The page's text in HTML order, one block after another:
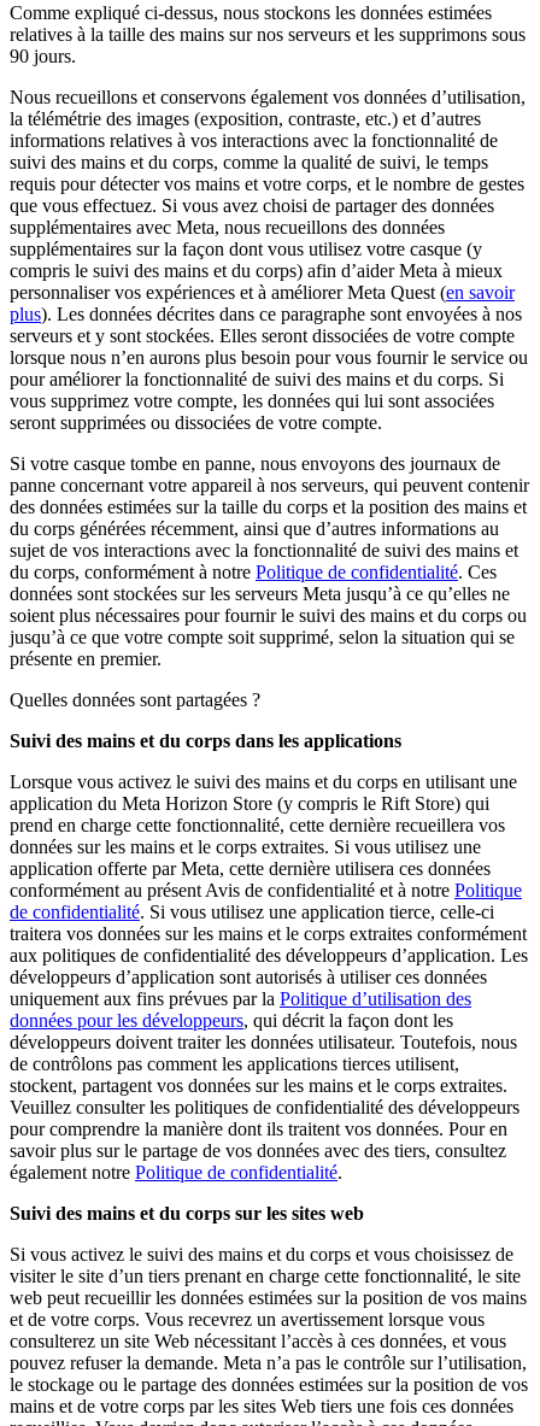
Comme expliqué ci-dessus, nous stockons les données estimées
relatives à la taille des mains sur nos serveurs et les supprimons sous
90 jours.
Nous recueillons et conservons également vos données d’utilisation,
la télémétrie des images (exposition, contraste, etc.) et d’autres
informations relatives à vos interactions avec la fonctionnalité de
suivi des mains et du corps, comme la qualité de suivi, le temps
requis pour détecter vos mains et votre corps, et le nombre de gestes
que vous effectuez. Si vous avez choisi de partager des données
supplémentaires avec Meta, nous recueillons des données
supplémentaires sur la façon dont vous utilisez votre casque (y
compris le suivi des mains et du corps) afin d’aider Meta à mieux
personnaliser vos expériences et à améliorer Meta Quest (en savoir
plus). Les données décrites dans ce paragraphe sont envoyées à nos
serveurs et y sont stockées. Elles seront dissociées de votre compte
lorsque nous n’en aurons plus besoin pour vous fournir le service ou
pour améliorer la fonctionnalité de suivi des mains et du corps. Si
vous supprimez votre compte, les données qui lui sont associées
seront supprimées ou dissociées de votre compte.
Si votre casque tombe en panne, nous envoyons des journaux de
panne concernant votre appareil à nos serveurs, qui peuvent contenir
des données estimées sur la taille du corps et la position des mains et
du corps générées récemment, ainsi que d’autres informations au
sujet de vos interactions avec la fonctionnalité de suivi des mains et
du corps, conformément à notre Politique de confidentialité. Ces
données sont stockées sur les serveurs Meta jusqu’à ce qu’elles ne
soient plus nécessaires pour fournir le suivi des mains et du corps ou
jusqu’à ce que votre compte soit supprimé, selon la situation qui se
présente en premier.
Quelles données sont partagées ?
Suivi des mains et du corps dans les applications
Lorsque vous activez le suivi des mains et du corps en utilisant une
application du Meta Horizon Store (y compris le Rift Store) qui
prend en charge cette fonctionnalité, cette dernière recueillera vos
données sur les mains et le corps extraites. Si vous utilisez une
application offerte par Meta, cette dernière utilisera ces données
conformément au présent Avis de confidentialité et à notre Politique
de confidentialité. Si vous utilisez une application tierce, celle-ci
traitera vos données sur les mains et le corps extraites conformément
aux politiques de confidentialité des développeurs d’application. Les
développeurs d’application sont autorisés à utiliser ces données
uniquement aux fins prévues par la Politique d’utilisation des
données pour les développeurs, qui décrit la façon dont les
développeurs doivent traiter les données utilisateur. Toutefois, nous
de contrôlons pas comment les applications tierces utilisent,
stockent, partagent vos données sur les mains et le corps extraites.
Veuillez consulter les politiques de confidentialité des développeurs
pour comprendre la manière dont ils traitent vos données. Pour en
savoir plus sur le partage de vos données avec des tiers, consultez
également notre Politique de confidentialité.
Suivi des mains et du corps sur les sites web
Si vous activez le suivi des mains et du corps et vous choisissez de
visiter le site d’un tiers prenant en charge cette fonctionnalité, le site
web peut recueillir les données estimées sur la position de vos mains
et de votre corps. Vous recevrez un avertissement lorsque vous
consulterez un site Web nécessitant l’accès à ces données, et vous
pouvez refuser la demande. Meta n’a pas le contrôle sur l’utilisation,
le stockage ou le partage des données estimées sur la position de vos
mains et de votre corps par les sites Web tiers une fois ces données